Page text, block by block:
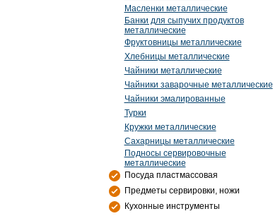
Масленки металлические
Банки для сыпучих продуктов
металлические
Фруктовницы металлические
Хлебницы металлические
Чайники металлические
Чайники заварочные металлические
Чайники эмалированные
Турки
Кружки металлические
Сахарницы металлические
Подносы сервировочные
металлические
Посуда пластмассовая
Предметы сервировки, ножи
Кухонные инструменты